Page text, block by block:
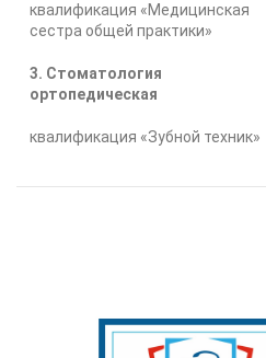
квалификация «Медицинская
сестра общей практики»
3. Стоматология
ортопедическая
квалификация «Зубной техник»